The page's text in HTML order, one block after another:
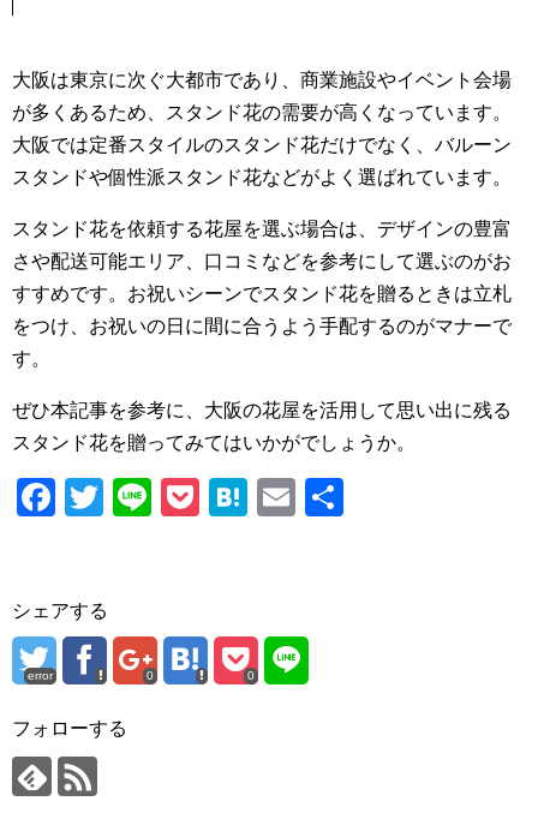
大阪は東京に次ぐ大都市であり、商業施設やイベント会場
が多くあるため、スタンド花の需要が高くなっています。
大阪では定番スタイルのスタンド花だけでなく、バルーン
スタンドや個性派スタンド花などがよく選ばれています。
スタンド花を依頼する花屋を選ぶ場合は、デザインの豊富
さや配送可能エリア、口コミなどを参考にして選ぶのがお
すすめです。お祝いシーンでスタンド花を贈るときは立札
をつけ、お祝いの日に間に合うよう手配するのがマナーで
す。
ぜひ本記事を参考に、大阪の花屋を活用して思い出に残る
スタンド花を贈ってみてはいかがでしょうか。
F
e
b
o
o
k
T
er
Li
P
H
a
E
シェアする
error 0 0
フォローする